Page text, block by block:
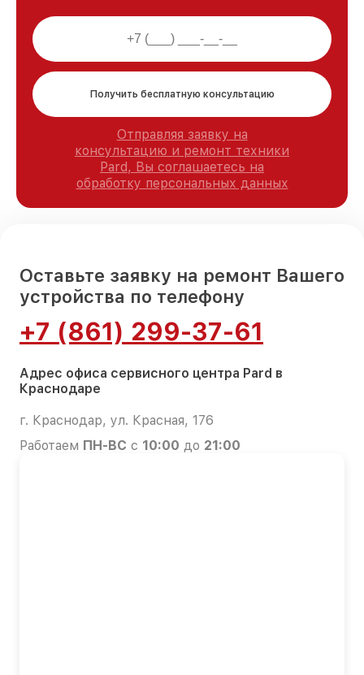
Получить бесплатную консультацию
Отправляя заявку на
консультацию и ремонт техники
Pard, Вы соглашаетесь на
обработку персональных данных
Оставьте заявку на ремонт Вашего
устройства по телефону
+7 (861) 299-37-61
Адрес офиса сервисного центра Pard в
Краснодаре
г. Краснодар, ул. Красная, 176
Работаем ПН-ВС с 10:00 до 21:00